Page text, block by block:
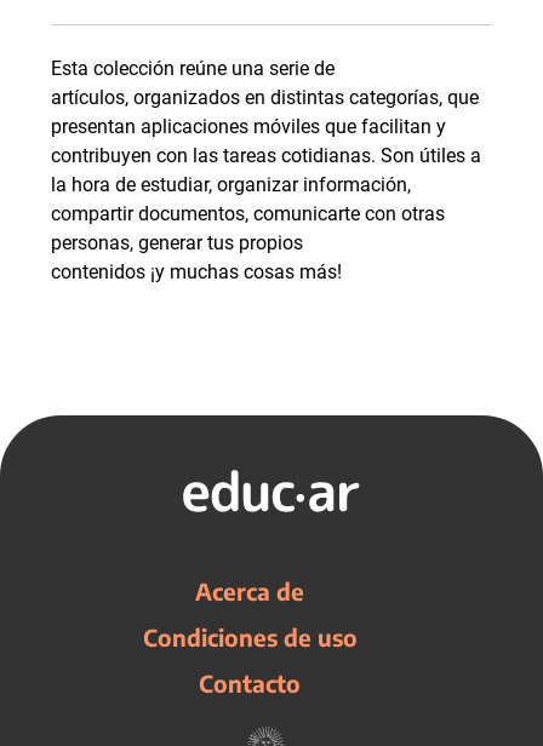
Esta colección reúne una serie de
artículos, organizados en distintas categorías, que
presentan aplicaciones móviles que facilitan y
contribuyen con las tareas cotidianas. Son útiles a
la hora de estudiar, organizar información,
compartir documentos, comunicarte con otras
personas, generar tus propios
contenidos ¡y muchas cosas más!
Acerca de
Condiciones de uso
Contacto